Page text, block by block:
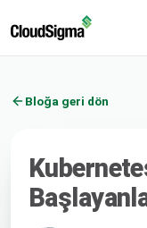
Bloğa geri dön